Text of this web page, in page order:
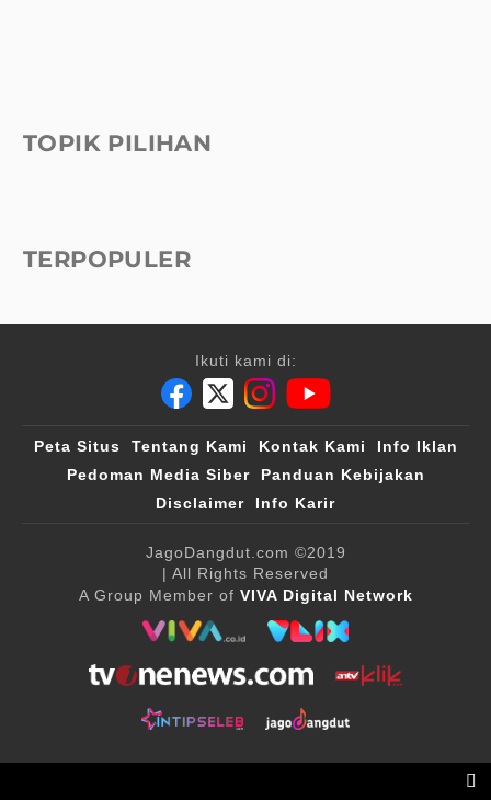
TOPIK PILIHAN
TERPOPULER
Ikuti kami di:
Peta Situs Tentang Kami Kontak Kami
Info Iklan
Pedoman Media Siber
Panduan Kebijakan
Disclaimer
Info Karir
JagoDangdut.com ©2019
| All Rights Reserved
A Group Member of VIVA Digital Network
